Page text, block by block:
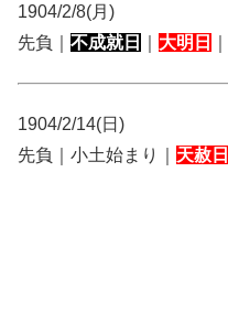
1904/2/8(月)
先負｜ 不成就日 大明日
1904/2/14(日)
先負｜小土始まり｜ 天赦日